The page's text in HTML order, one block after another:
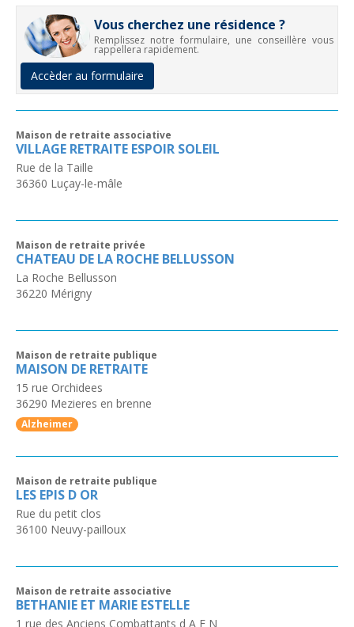
Vous cherchez une résidence ?
Remplissez notre formulaire, une conseillère vous
rappellera rapidement.
Accèder au formulaire
Maison de retraite associative
VILLAGE RETRAITE ESPOIR SOLEIL
Rue de la Taille
36360 Luçay-le-mâle
Maison de retraite privée
CHATEAU DE LA ROCHE BELLUSSON
La Roche Bellusson
36220 Mérigny
Maison de retraite publique
MAISON DE RETRAITE
15 rue Orchidees
36290 Mezieres en brenne
Alzheimer
Maison de retraite publique
LES EPIS D OR
Rue du petit clos
36100 Neuvy-pailloux
Maison de retraite associative
BETHANIE ET MARIE ESTELLE
1 rue des Anciens Combattants d A F N